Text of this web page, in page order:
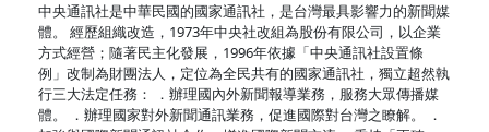
中央通訊社是中華民國的國家通訊社，是台灣最具影響力的新聞媒
體。 經歷組織改造，1973年中央社改組為股份有限公司，以企業
方式經營；隨著民主化發展，1996年依據「中央通訊社設置條
例」改制為財團法人，定位為全民共有的國家通訊社，獨立超然執
行三大法定任務： ．辦理國內外新聞報導業務，服務大眾傳播媒
體。 ．辦理國家對外新聞通訊業務，促進國際對台灣之瞭解。 ．